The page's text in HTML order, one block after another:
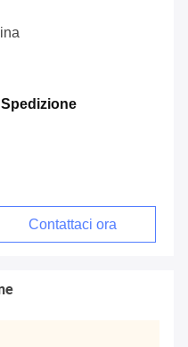
Contattaci ora